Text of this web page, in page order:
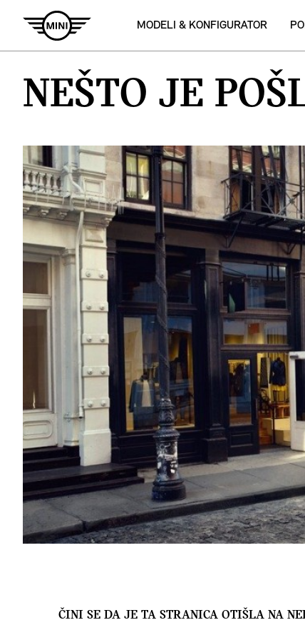
MODELI & KONFIGURATOR
NEŠTO JE
ČINI SE DA JE TA STRANICA OTIŠLA NA